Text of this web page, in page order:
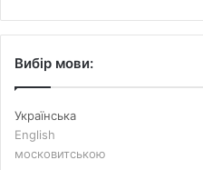
Вибір мови:
Українська
English
московитською